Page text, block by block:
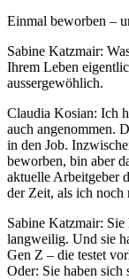
Einmal beworben –
Sabine Katzmair:
Ihrem Leben
aussergewöhlich.
Claudia Kosian: Ich
auch angenommen.
in den Job.
beworben, bin aber
aktuelle Arbeitgeber
der Zeit, als ich
Sabine Katzmair:
langweilig. Und sie
Gen Z – die testet
Oder: Sie haben sich